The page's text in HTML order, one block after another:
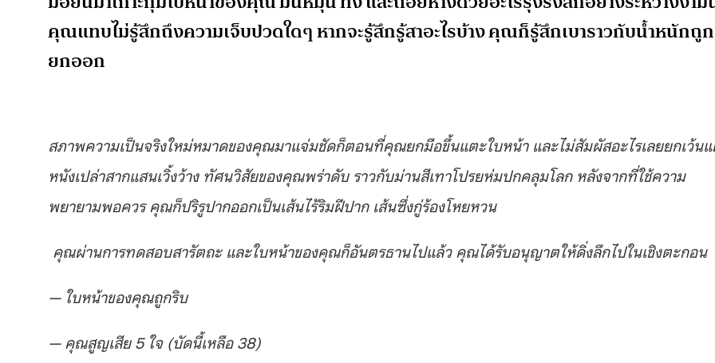
คุณแทบไม่รู้สึกถึงความเจ็บปวดใดๆ หากจะรู้สึกรู้สาอะไรบ้าง คุณก็รู้สึกเบาราวกับน้ำหนักถูก
ยกออก
สภาพความเป็นจริงใหม่หมาดของคุณมาแจ่มชัดก็ตอนที่คุณยกมือขึ้นแตะใบหน้า และไม่สัมผัสอะไรเลยยกเว้น
หนังเปล่าสากแสนเวิ้งว้าง ทัศนวิสัยของคุณพร่าดับ ราวกับม่านสีเทาโปรยห่มปกคลุมโลก หลังจากที่ใช้ความ
พยายามพอควร คุณก็ปริรูปากออกเป็นเส้นไร้ริมฝีปาก เส้นซึ่งกู่ร้องโหยหวน
คุณผ่านการทดสอบสารัตถะ และใบหน้าของคุณก็อันตรธานไปแล้ว คุณได้รับอนุญาตให้ดิ่งลึกไปในเชิงตะกอน
— ใบหน้าของคุณถูกริบ
— คุณสูญเสีย 5 ใจ (บัดนี้เหลือ 38)